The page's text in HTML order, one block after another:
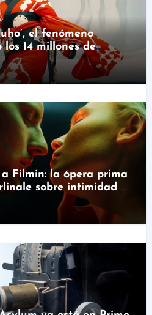
el fenómeno
los 14 millones de
a Filmin: la ópera prima
sobre intimidad y